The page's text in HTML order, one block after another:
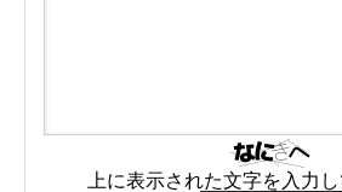
上に表示された文字を入力し